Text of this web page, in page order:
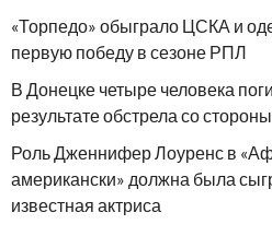
«Торпедо» обыграло ЦСКА и
первую победу в сезоне РПЛ
В Донецке четыре человека
результате обстрела со
Роль Дженнифер Лоуренс в
американски» должна была
известная актриса